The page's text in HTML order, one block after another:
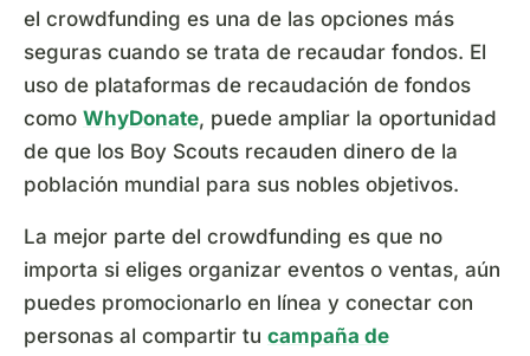
el crowdfunding es una de las opciones más
seguras cuando se trata de recaudar fondos. El
uso de plataformas de recaudación de fondos
como WhyDonate, puede ampliar la oportunidad
de que los Boy Scouts recauden dinero de la
población mundial para sus nobles objetivos.
La mejor parte del crowdfunding es que no
importa si eliges organizar eventos o ventas, aún
puedes promocionarlo en línea y conectar con
personas al compartir tu campaña de